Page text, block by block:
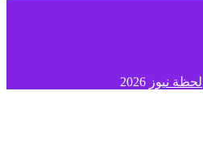
لحظة نيوز